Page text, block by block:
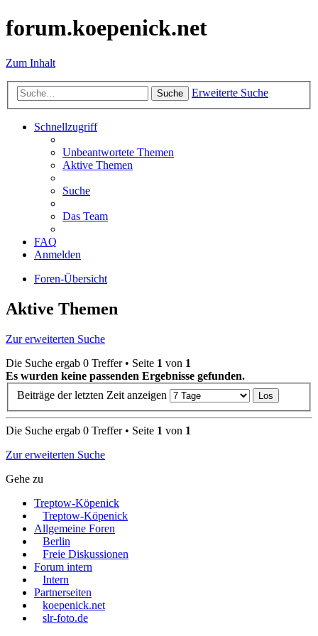
forum.koepenick.net
Zum Inhalt
Suche Erweiterte Suche
Schnellzugriff
Unbeantwortete Themen
Aktive Themen
Suche
Das Team
FAQ
Anmelden
Foren-Übersicht
Aktive Themen
Zur erweiterten Suche
Die Suche ergab 0 Treffer • Seite 1 von 1
Es wurden keine passenden Ergebnisse gefunden.
Beiträge der letzten Zeit anzeigen
Die Suche ergab 0 Treffer • Seite 1 von 1
Zur erweiterten Suche
Gehe zu
Treptow-Köpenick
Treptow-Köpenick
Allgemeine Foren
Berlin
Freie Diskussionen
Forum intern
Intern
Partnerseiten
koepenick.net
slr-foto.de